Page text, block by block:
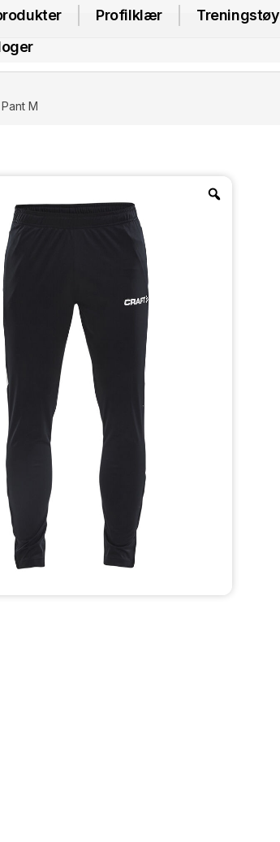
Profilklær Treningstøy
M